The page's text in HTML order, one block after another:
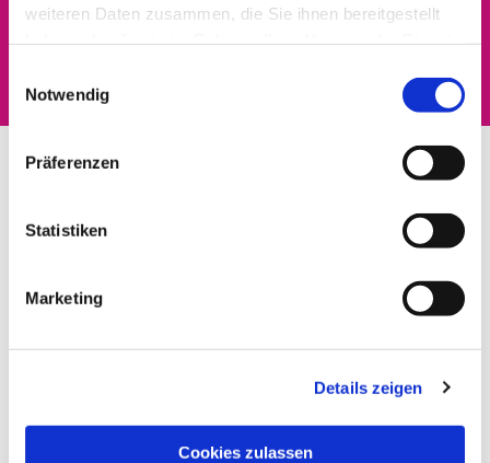
weiteren Daten zusammen, die Sie ihnen bereitgestellt
Notwendig
Präferenzen
Statistiken
Marketing
Details zeigen
Cookies zulassen
Dies könnte Sie auch
interessieren